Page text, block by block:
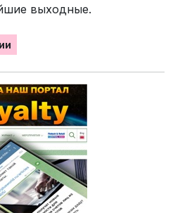
выходные.